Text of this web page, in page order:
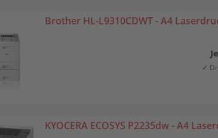
Brother HL-L9310CDWT - A4
✓
KYOCERA ECOSYS P2235dw - A4